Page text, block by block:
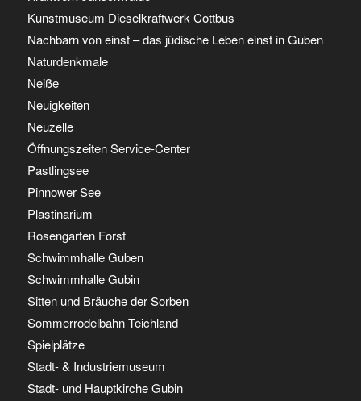
Kunstmuseum Dieselkraftwerk Cottbus
Nachbarn von einst – das jüdische Leben einst in Guben
Naturdenkmale
Neiße
Neuigkeiten
Neuzelle
Öffnungszeiten Service-Center
Pastlingsee
Pinnower See
Plastinarium
Rosengarten Forst
Schwimmhalle Guben
Schwimmhalle Gubin
Sitten und Bräuche der Sorben
Sommerrodelbahn Teichland
Spielplätze
Stadt- & Industriemuseum
Stadt- und Hauptkirche Gubin